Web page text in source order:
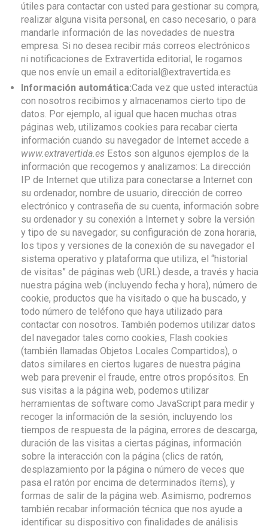
útiles para contactar con usted para gestionar su compra,
realizar alguna visita personal, en caso necesario, o para
mandarle información de las novedades de nuestra
empresa. Si no desea recibir más correos electrónicos
ni notificaciones de Extravertida editorial, le rogamos
que nos envíe un email a editorial@extravertida.es
Información automática:Cada vez que usted interactúa
con nosotros recibimos y almacenamos cierto tipo de
datos. Por ejemplo, al igual que hacen muchas otras
páginas web, utilizamos cookies para recabar cierta
información cuando su navegador de Internet accede a
www.extravertida.es Estos son algunos ejemplos de la
información que recogemos y analizamos: La dirección
IP de Internet que utiliza para conectarse a Internet con
su ordenador, nombre de usuario, dirección de correo
electrónico y contraseña de su cuenta, información sobre
su ordenador y su conexión a Internet y sobre la versión
y tipo de su navegador; su configuración de zona horaria,
los tipos y versiones de la conexión de su navegador el
sistema operativo y plataforma que utiliza, el “historial
de visitas” de páginas web (URL) desde, a través y hacia
nuestra página web (incluyendo fecha y hora), número de
cookie, productos que ha visitado o que ha buscado, y
todo número de teléfono que haya utilizado para
contactar con nosotros. También podemos utilizar datos
del navegador tales como cookies, Flash cookies
(también llamadas Objetos Locales Compartidos), o
datos similares en ciertos lugares de nuestra página
web para prevenir el fraude, entre otros propósitos. En
sus visitas a la página web, podemos utilizar
herramientas de software como JavaScript para medir y
recoger la información de la sesión, incluyendo los
tiempos de respuesta de la página, errores de descarga,
duración de las visitas a ciertas páginas, información
sobre la interacción con la página (clics de ratón,
desplazamiento por la página o número de veces que
pasa el ratón por encima de determinados ítems), y
formas de salir de la página web. Asimismo, podremos
también recabar información técnica que nos ayude a
identificar su dispositivo con finalidades de análisis